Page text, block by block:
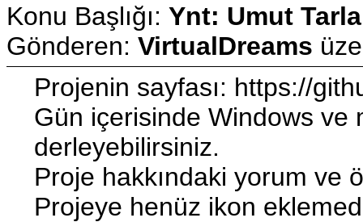
Konu Başlığı: Ynt: Umut
Gönderen: VirtualDreams
Projenin sayfası: https://
Gün içerisinde Windows ve
derleyebilirsiniz.
Proje hakkındaki yorum ve
Projeye henüz ikon